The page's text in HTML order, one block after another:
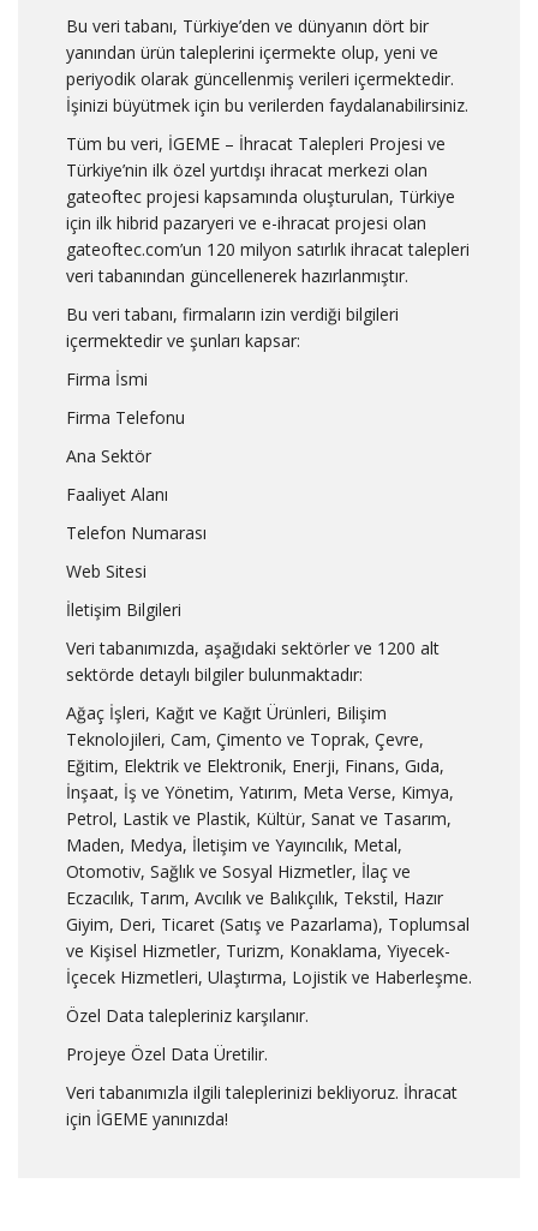
Bu veri tabanı, Türkiye’den ve dünyanın dört bir
yanından ürün taleplerini içermekte olup, yeni ve
periyodik olarak güncellenmiş verileri içermektedir.
İşinizi büyütmek için bu verilerden faydalanabilirsiniz.
Tüm bu veri, İGEME – İhracat Talepleri Projesi ve
Türkiye’nin ilk özel yurtdışı ihracat merkezi olan
gateoftec projesi kapsamında oluşturulan, Türkiye
için ilk hibrid pazaryeri ve e-ihracat projesi olan
gateoftec.com’un 120 milyon satırlık ihracat talepleri
veri tabanından güncellenerek hazırlanmıştır.
Bu veri tabanı, firmaların izin verdiği bilgileri
içermektedir ve şunları kapsar:
Firma İsmi
Firma Telefonu
Ana Sektör
Faaliyet Alanı
Telefon Numarası
Web Sitesi
İletişim Bilgileri
Veri tabanımızda, aşağıdaki sektörler ve 1200 alt
sektörde detaylı bilgiler bulunmaktadır:
Ağaç İşleri, Kağıt ve Kağıt Ürünleri, Bilişim
Teknolojileri, Cam, Çimento ve Toprak, Çevre,
Eğitim, Elektrik ve Elektronik, Enerji, Finans, Gıda,
İnşaat, İş ve Yönetim, Yatırım, Meta Verse, Kimya,
Petrol, Lastik ve Plastik, Kültür, Sanat ve Tasarım,
Maden, Medya, İletişim ve Yayıncılık, Metal,
Otomotiv, Sağlık ve Sosyal Hizmetler, İlaç ve
Eczacılık, Tarım, Avcılık ve Balıkçılık, Tekstil, Hazır
Giyim, Deri, Ticaret (Satış ve Pazarlama), Toplumsal
ve Kişisel Hizmetler, Turizm, Konaklama, Yiyecek-
İçecek Hizmetleri, Ulaştırma, Lojistik ve Haberleşme.
Özel Data talepleriniz karşılanır.
Projeye Özel Data Üretilir.
Veri tabanımızla ilgili taleplerinizi bekliyoruz. İhracat
için İGEME yanınızda!